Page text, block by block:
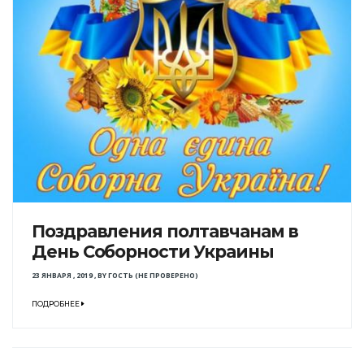
Поздравления полтавчанам в
День Соборности Украины
23 ЯНВАРЯ , 2019,BYГОСТЬ (НЕ ПРОВЕРЕНО)
ПОДРОБНЕЕ